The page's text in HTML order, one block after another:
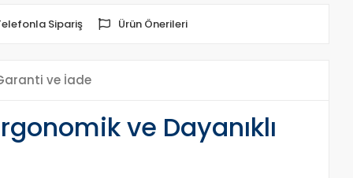
Sipariş Ürün Önerileri
ve İade
ve Dayanıklı